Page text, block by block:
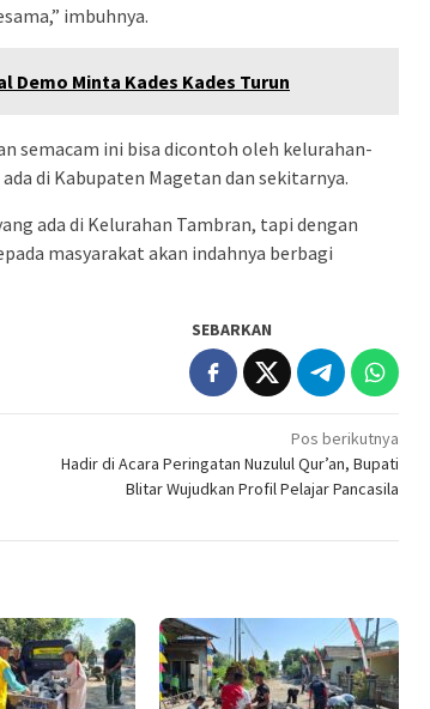
imbuhnya.
Demo Minta Kades Kades Turun
semacam ini bisa dicontoh oleh kelurahan-
di Kabupaten Magetan dan sekitarnya.
ada di Kelurahan Tambran, tapi dengan
masyarakat akan indahnya berbagi
SEBARKAN
Pos berikutnya
Hadir di Acara Peringatan Nuzulul Qur’an, Bupati
Blitar Wujudkan Profil Pelajar Pancasila